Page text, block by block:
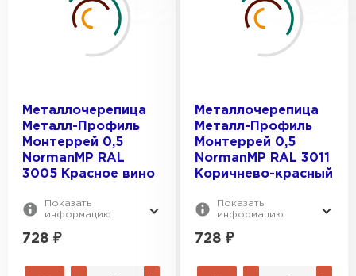
Металлочерепица
Металл-Профиль
Монтеррей 0,5
NormanMP RAL
3005 Красное вино
Показать
информацию
728 ₽
Металлочерепица
Металл-Профиль
Монтеррей 0,5
NormanMP RAL 3011
Коричнево-красный
Показать
информацию
728 ₽